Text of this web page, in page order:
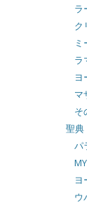
ラ
ク
ラ
ヨ
マ
そ
聖典
パ
ヨ
ウ